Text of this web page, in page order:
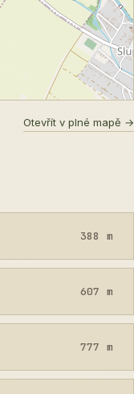
Otevřít v plné mapě →
388 m
607 m
777 m